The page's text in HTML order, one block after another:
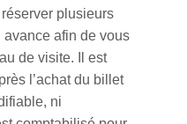
plusieurs
afin de vous
de visite. Il est
l’achat du billet
ni